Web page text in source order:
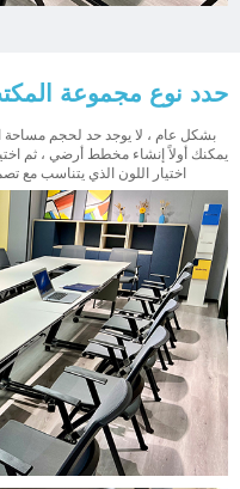
حدد نوع مجموعة
بشكل عام ، لا يوجد حد لحجم مساحة
يمكنك أولاً إنشاء مخطط أرضي ، ثم
اختيار اللون الذي يتناسب مع